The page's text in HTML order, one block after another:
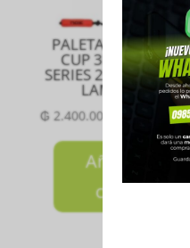
PALETA ML10 PRO
CUP 3K LUXURY
SERIES 2024 MIGUEL
LAMPERTI
₲2.400.000
Añadir al
carrito